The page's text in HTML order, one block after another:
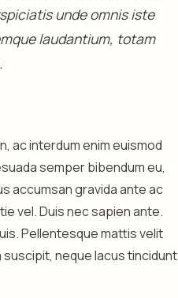
unde omnis iste
laudantium, totam
ac interdum enim euismod
semper bibendum eu,
accumsan gravida ante ac
vel. Duis nec sapien ante.
Pellentesque mattis velit
neque lacus tincidunt